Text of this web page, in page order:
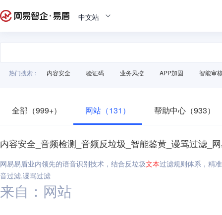
中文站
热门搜索： 内容安全 验证码 业务风控 APP加固 智能审
全部（999+） 网站（131） 帮助中心（933）
内容安全_音频检测_音频反垃圾_智能鉴黄_谩骂过滤_
网易易盾业内领先的语音识别技术，结合反垃圾文本过滤规则体系，精
音过滤,谩骂过滤
来自：网站